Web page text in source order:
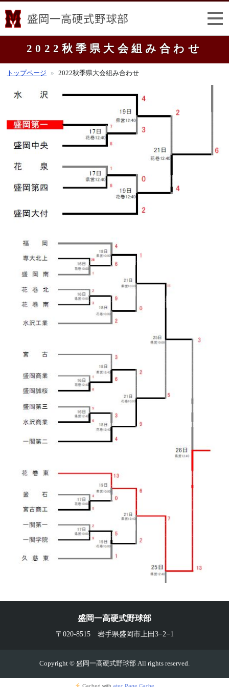
2022秋季県大会組み合わせ
トップページ 2022秋季県大会組み合わせ
盛岡一高硬式野球部
〒020-8515 岩手県盛岡市上田3−2−1
Copyright © 盛岡一高硬式野球部 All rights reserved.
Cached with atec Page Cache